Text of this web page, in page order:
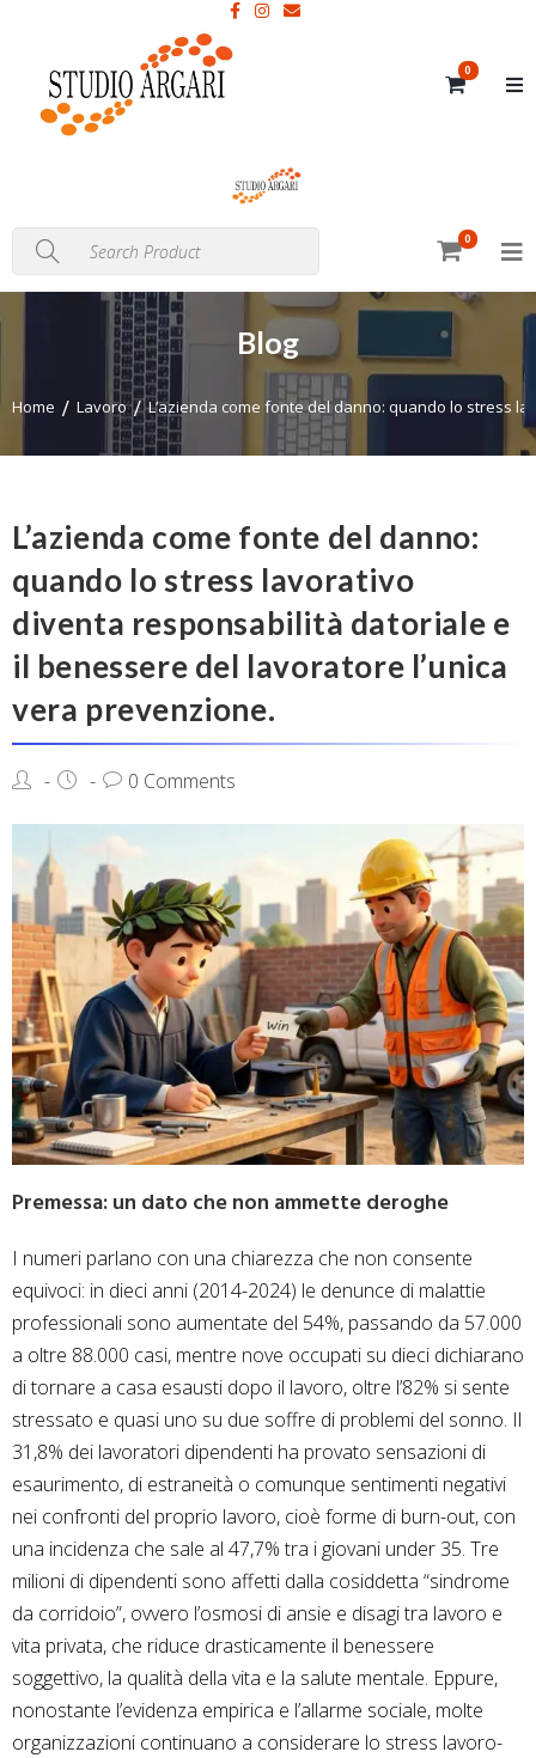
0
0
Blog
Home Lavoro L’azienda come fonte del danno: quando lo stress
L’azienda come fonte del danno:
quando lo stress lavorativo
diventa responsabilità datoriale e
il benessere del lavoratore l’unica
vera prevenzione.
0 Comments
Premessa: un dato che non ammette deroghe
I numeri parlano con una chiarezza che non consente
equivoci: in dieci anni (2014-2024) le denunce di malattie
professionali sono aumentate del 54%, passando da 57.000
a oltre 88.000 casi, mentre nove occupati su dieci dichiarano
di tornare a casa esausti dopo il lavoro, oltre l’82% si sente
stressato e quasi uno su due soffre di problemi del sonno. Il
31,8% dei lavoratori dipendenti ha provato sensazioni di
esaurimento, di estraneità o comunque sentimenti negativi
nei confronti del proprio lavoro, cioè forme di burn-out, con
una incidenza che sale al 47,7% tra i giovani under 35. Tre
milioni di dipendenti sono affetti dalla cosiddetta “sindrome
da corridoio”, ovvero l’osmosi di ansie e disagi tra lavoro e
vita privata, che riduce drasticamente il benessere
soggettivo, la qualità della vita e la salute mentale. Eppure,
nonostante l’evidenza empirica e l’allarme sociale, molte
organizzazioni continuano a considerare lo stress lavoro-